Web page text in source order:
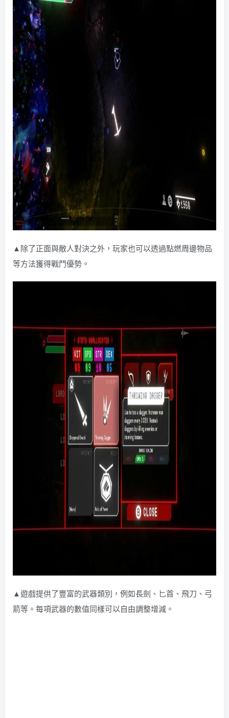
▲除了正面與敵人對決之外，玩家也可以透過點燃周邊物品
等方法獲得戰鬥優勢。
▲遊戲提供了豐富的武器類別，例如長劍、匕首、飛刀、弓
箭等。每項武器的數值同樣可以自由調整增減。